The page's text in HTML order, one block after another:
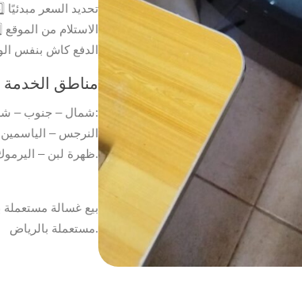
3️⃣ تحديد السعر مبدئيًا
4️⃣ الاستلام من الموقع
5️⃣ الدفع كاش بنفس
مناطق الخدمة
شمال – جنوب – شرق – غرب الرياض، مثل:
النرجس –
ظهرة لبن – اليرموك – الرمال.
بيع غسالة مستعملة
مستعملة بالرياض.